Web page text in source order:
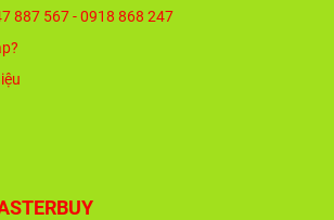
887 567 - 0918 868 247